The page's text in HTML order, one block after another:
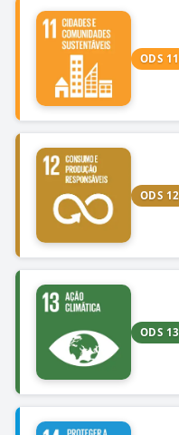
ODS 11
ODS 12
ODS 13